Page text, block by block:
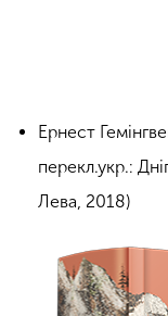
Ернест
перекл.укр.:
Лева, 2018)